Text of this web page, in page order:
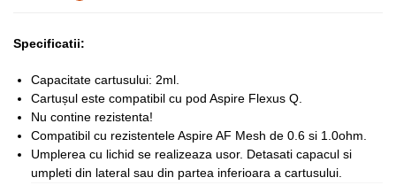
Specificatii:
Capacitate cartusului: 2ml.
Cartușul este compatibil cu pod Aspire Flexus Q.
Nu contine rezistenta!
Compatibil cu rezistentele Aspire AF Mesh de 0.6 si 1.0ohm.
Umplerea cu lichid se realizeaza usor. Detasati capacul si
umpleti din lateral sau din partea inferioara a cartusului.